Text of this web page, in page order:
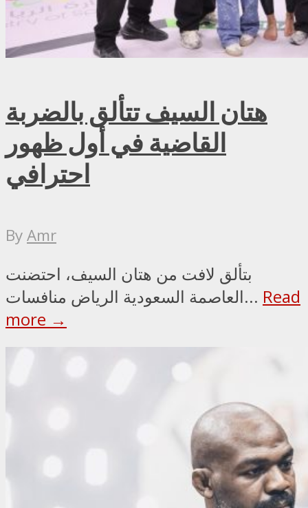
هتان السيف تتألق بالضربة
القاضية في أول ظهور
احترافي
ByAmr
بتألق لافت من هتان السيف، احتضنت
العاصمة السعودية الرياض منافسات... Read
more →